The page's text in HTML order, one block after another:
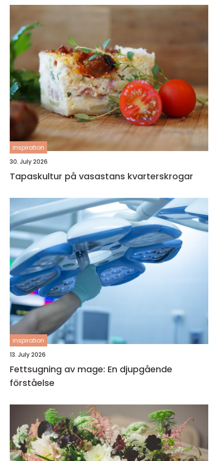
inspiration
30. July 2026
Tapaskultur på vasastans kvarterskrogar
inspiration
13. July 2026
Fettsugning av mage: En djupgående
förståelse